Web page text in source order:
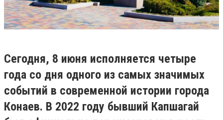
Сегодня, 8 июня исполняется четыре
года со дня одного из самых значимых
событий в современной истории города
Конаев. В 2022 году бывший Капшагай